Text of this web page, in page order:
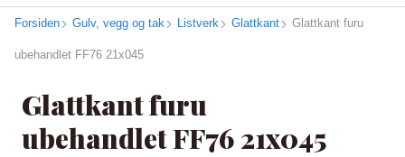
KUNDESERVICE
Forsiden Gulv, vegg og tak Listverk Glattkant Glattkant furu
ubehandlet FF76 21x045
Glattkant furu
ubehandlet FF76 21x045